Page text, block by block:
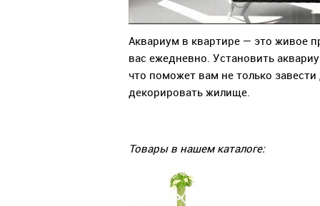
Аквариум в квартире — это живое
вас ежедневно. Установить
что поможет вам не только
декорировать жилище.
Товары в нашем каталоге: